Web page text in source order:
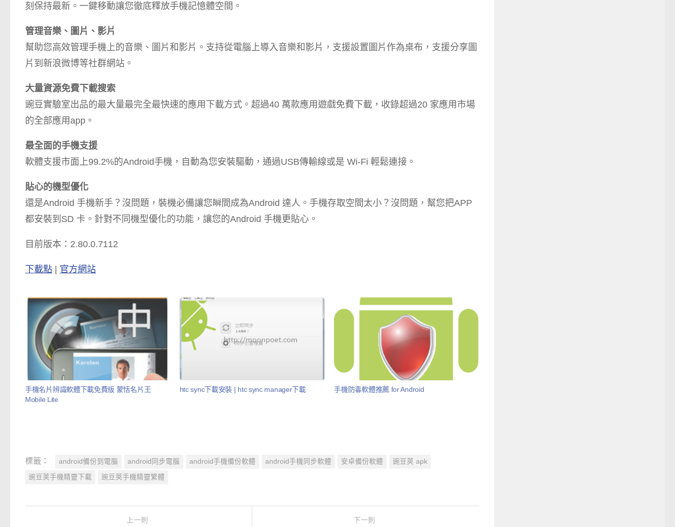
刻保持最新。一鍵移動讓您徹底釋放手機記憶體空間。
管理音樂、圖片、影片
幫助您高效管理手機上的音樂、圖片和影片。支持從電腦上導入音樂和影片，支援設置圖片作為桌布，支援分享圖
片到新浪微博等社群網站。
大量資源免費下載搜索
豌豆實驗室出品的最大量最完全最快速的應用下載方式。超過40 萬款應用遊戲免費下載，收錄超過20 家應用市場
的全部應用app。
最全面的手機支援
軟體支援市面上99.2%的Android手機，自動為您安裝驅動，通過USB傳輸線或是 Wi-Fi 輕鬆連接。
貼心的機型優化
還是Android 手機新手？沒問題，裝機必備讓您瞬間成為Android 達人。手機存取空間太小？沒問題，幫您把APP
都安裝到SD 卡。針對不同機型優化的功能，讓您的Andr​​oid 手機更貼心。
目前版本：2.80.0.7112
下載點 | 官方網站
手機名片辨識軟體下載免費版 蒙恬名片王
Mobile Lite
htc sync下載安裝 | htc sync manager下載 手機防毒軟體推薦 for Android
標籤： android備份到電腦 android同步電腦 android手機備份軟體 android手機同步軟體 安卓備份軟體 豌豆莢 apk
豌豆莢手機精靈下載 豌豆莢手機精靈繁體
下一則
上一則